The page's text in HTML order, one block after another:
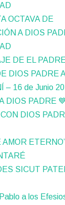
OCTAVA DE
A DIOS
DE EL
DIOS PADRE A
– 16 de Junio
DIOS PADRE
DIOS
AMOR
SICUT
a los